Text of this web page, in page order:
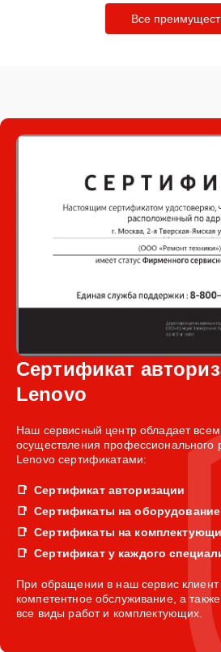
Все
Сертификат
Lenovo
Наш сервисный центр обладает
осуществления профессионального
Lenovo сертификатами:
Сертификат авторизации
Сертификаты на оборудование
Сертификаты на
Сертификат у каждого
При обращении в наш сервис клиент
компетентное обслуживание, а
все виды работ и комплектующих.